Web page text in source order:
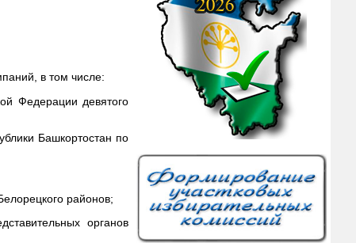
в том числе:
Федерации девятого
Башкортостан по
районов;
органов